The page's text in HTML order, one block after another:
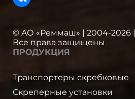
© AО «Реммаш» | 2004-2026 |
Все права защищены
ПРОДУКЦИЯ
Транспортеры скребковые
Скреперные установки